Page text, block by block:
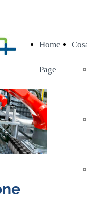
Home
Page